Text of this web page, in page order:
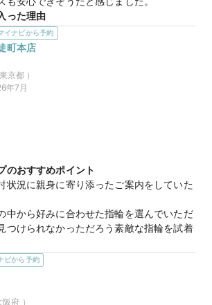
ト！
った理由
だからこそ、流行に左右されず長く身に着
感じました。どんな服装やシーンにも自然
ても飽きが来ません。また、さりげない上
しさを大切にしながら長く愛用できると思
した。
典
め特典情報
イナビとBIJOUPIKOから ¥16,000分の電子マ
！
イナビから予約
町本店
東京都 ）
年7月
のおすすめポイント
状況に親身に寄り添ったご案内をしていた
中から好みに合わせた指輪を選んでいただ
つけられなかっただろう素敵な指輪を試着
なこともなく、豊富な知識で終始丁寧に教
がたかったです。
た理由
好みだったことと、ダイヤモンドが他店で
ビから予約
阪府 ）